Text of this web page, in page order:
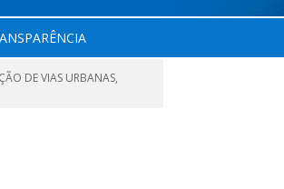
DE VIAS URBANAS,